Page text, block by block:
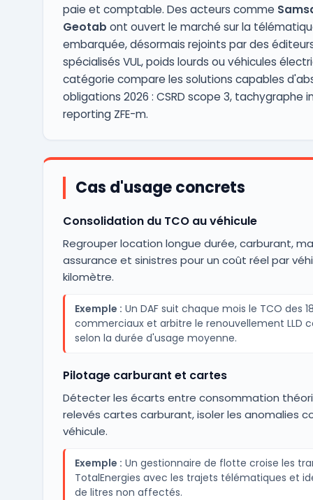
paie et comptable. Des acteurs comme
Geotab ont ouvert le marché sur la
embarquée, désormais rejoints par des
spécialisés VUL, poids lourds ou véhicules
catégorie compare les solutions capables
obligations 2026 : CSRD scope 3, tachygraphe
reporting ZFE-m.
Cas d'usage concrets
Consolidation du TCO au véhicule
Regrouper location longue durée, carburant,
assurance et sinistres pour un coût réel par
kilomètre.
Exemple : Un DAF suit chaque mois le TCO des
commerciaux et arbitre le renouvellement LLD
selon la durée d'usage moyenne.
Pilotage carburant et cartes
Détecter les écarts entre consommation
relevés cartes carburant, isoler les anomalies
véhicule.
Exemple : Un gestionnaire de flotte croise les
TotalEnergies avec les trajets télématiques et
de litres non affectés.